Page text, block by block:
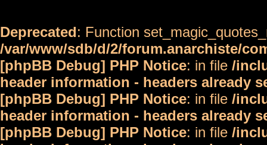
Deprecated: Function
/var/www/sdb/d/2/forum.anarchiste/
[phpBB Debug] PHP Notice: in file /
header information - headers already
[phpBB Debug] PHP Notice: in file /
header information - headers already
[phpBB Debug] PHP Notice: in file /